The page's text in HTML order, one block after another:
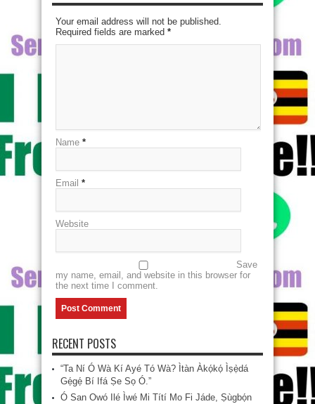
Your email address will not be published.
Required fields are marked *
Name *
Email *
Website
Save
my name, email, and website in this browser for
the next time I comment.
RECENT POSTS
“Ta Ní Ó Wà Kí Ayé Tó Wà? Ìtàn Àkọ́kọ́ Ìṣẹ̀dá
Gẹ́gẹ́ Bí Ifá Ṣe Sọ Ó.”
Ó San Owó Ilé Ìwé Mi Títí Mo Fi Jáde, Ṣùgbọ́n